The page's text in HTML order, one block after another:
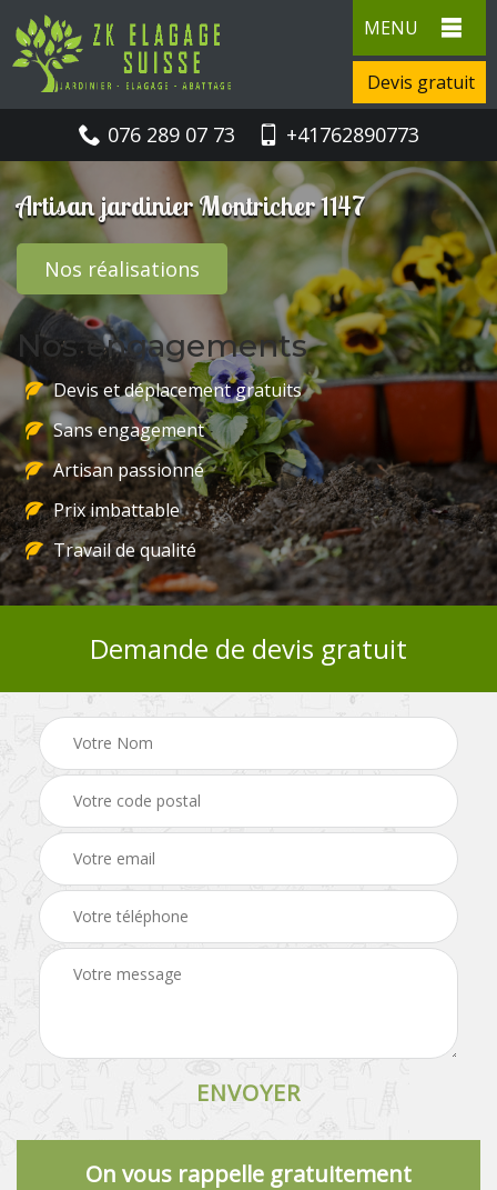
MENU
Devis gratuit
076 289 07 73 +41762890773
Artisan jardinier Montricher 1147
Nos réalisations
Nos engagements
Devis et déplacement gratuits
Sans engagement
Artisan passionné
Prix imbattable
Travail de qualité
Demande de devis gratuit
On vous rappelle gratuitement